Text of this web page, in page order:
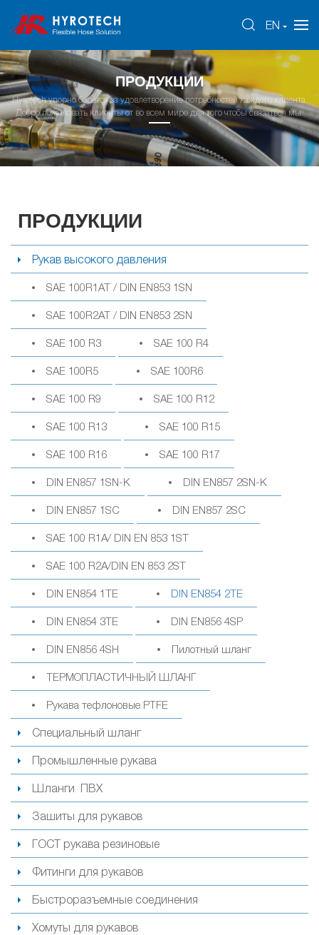
EN
ПРОДУКЦИИ
Hyrotech упорно борется за удовлетворение потребностей каждого клиента.
Добро пожаловать клиенты от во всем мире для того чтобы связаться мы.
ПРОДУКЦИИ
Рукав высокого давления
SAE 100R1AT / DIN EN853 1SN
SAE 100R2AT / DIN EN853 2SN
SAE 100 R3 SAE 100 R4
SAE 100R5 SAE 100R6
SAE 100 R9 SAE 100 R12
SAE 100 R13 SAE 100 R15
SAE 100 R16 SAE 100 R17
DIN EN857 1SN-K DIN EN857 2SN-K
DIN EN857 1SC DIN EN857 2SC
SAE 100 R1A/ DIN EN 853 1ST
SAE 100 R2A/DIN EN 853 2ST
DIN EN854 1TE DIN EN854 2TE
DIN EN854 3TE DIN EN856 4SP
DIN EN856 4SH Пилотный шланг
ТЕРМОПЛАСТИЧНЫЙ ШЛАНГ
Рукава тефлоновые PTFE
Специальный шланг
Промышленные рукава
Шланги ПВХ
Зашиты для рукавов
ГОСТ рукава резиновые
Фитинги для рукавов
Быстроразъемные соединения
Хомуты для рукавов